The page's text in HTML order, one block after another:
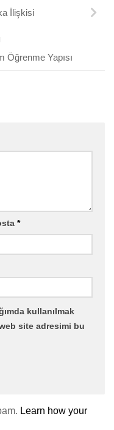
İlişkisi
Öğrenme Yapısı
*
kullanılmak
site adresimi bu
Learn how your